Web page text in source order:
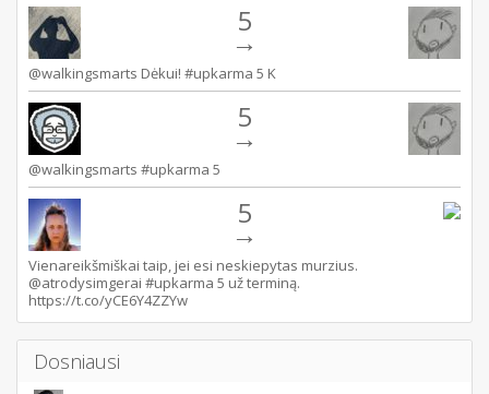
5
→
@walkingsmarts Dėkui! #upkarma 5 K
5
→
@walkingsmarts #upkarma 5
5
→
Vienareikšmiškai taip, jei esi neskiepytas murzius.
@atrodysimgerai #upkarma 5 už terminą.
https://t.co/yCE6Y4ZZYw
Dosniausi